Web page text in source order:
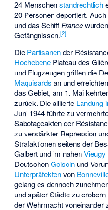
24 Menschenstandrechtlich
20 Personen deportiert. Auch
und das Schiff France
Gefängnissen.[2]
Die Partisanender
Hochebene Plateau des
und Flugzeugen griffen die
Maquisards an und
das Gebiet, am 1. Mai
zurück. Die alliierte Landung
Juni 1944 führte zu
Sabotageakten der
zu verstärkter Repression
Strafaktionen seitens der
Galbert und im nahenVieugy
DeutschenGeiseln und
Unterpräfektenvon
gelang es dennoch
und später Städte zu
der Wehrmacht voneinander